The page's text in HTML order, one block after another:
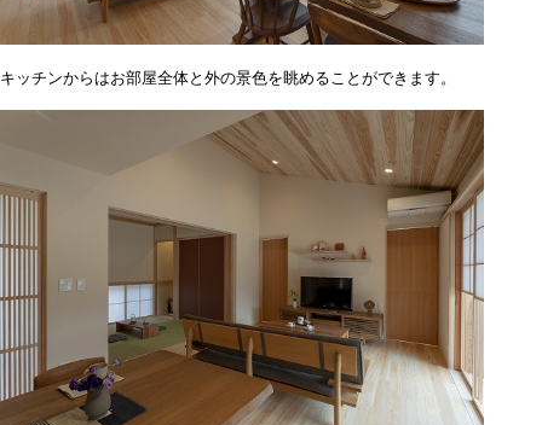
キッチンからはお部屋全体と外の景色を眺めることができます。